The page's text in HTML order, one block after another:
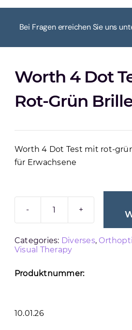
HOME
MEIN KONTO
Bei Fragen erreichen Sie uns
Worth 4 Dot
Rot-Grün
Worth 4 Dot Test mit rot-
für Erwachsene
WORTH
DOT
Menge
Categories: Diverses,
Visual Therapy
Produktnummer:
10.01.26